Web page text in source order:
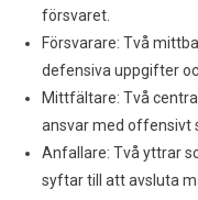
försvaret.
Försvarare: Två
defensiva uppgifter
Mittfältare: Två
ansvar med offensivt
Anfallare: Två yttrar
syftar till att avsluta